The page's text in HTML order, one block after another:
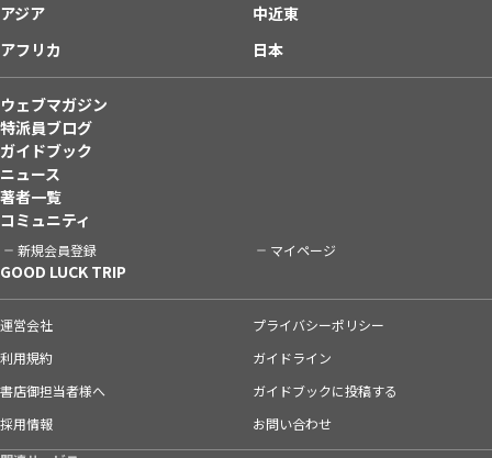
アジア
中近東
アフリカ
日本
ウェブマガジン
特派員ブログ
ガイドブック
ニュース
著者一覧
コミュニティ
新規会員登録 マイページ
GOOD LUCK TRIP
運営会社
プライバシーポリシー
利用規約
ガイドライン
書店御担当者様へ
ガイドブックに投稿する
採用情報
お問い合わせ